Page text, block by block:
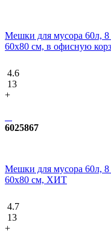
Мешки для мусора 60л,
60х80 см, в офисную
4.6
13
+
6025867
Мешки для мусора 60л,
60х80 см, ХИТ
4.7
13
+